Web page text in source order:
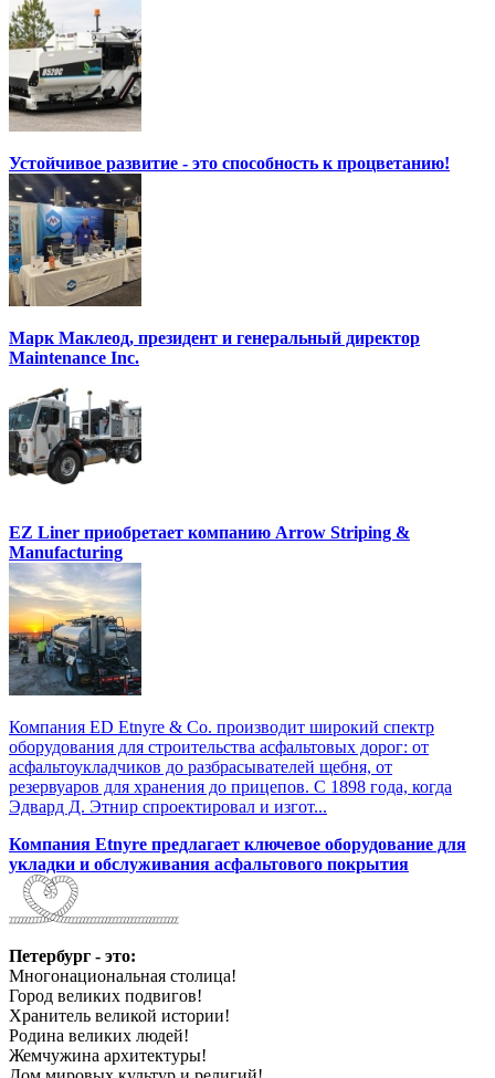
Устойчивое развитие - это способность к процветанию!
Марк Маклеод, президент и генеральный директор
Maintenance Inc.
EZ Liner приобретает компанию Arrow Striping &
Manufacturing
Компания ED Etnyre & Co. производит широкий спектр
оборудования для строительства асфальтовых дорог: от
асфальтоукладчиков до разбрасывателей щебня, от
резервуаров для хранения до прицепов. С 1898 года, когда
Эдвард Д. Этнир спроектировал и изгот...
Компания Etnyre предлагает ключевое оборудование для
укладки и обслуживания асфальтового покрытия
Петербург - это:
Многонациональная столица!
Город великих подвигов!
Хранитель великой истории!
Родина великих людей!
Жемчужина архитектуры!